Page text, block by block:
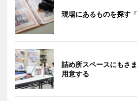
現場にあるものを探す
詰め所スペースにもさ
用意する